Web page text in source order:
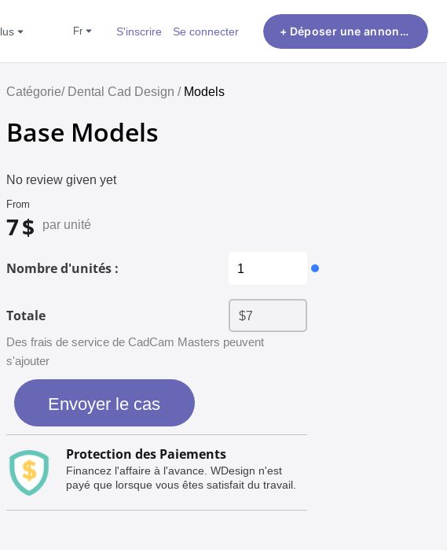
Plus fr S'inscrire Se connecter + Déposer une annonce
Catégorie/ Dental Cad Design /Models
Base Models
No review given yet
From
7 $ par unité
Nombre d'unités :
Totale
Des frais de service de CadCam Masters peuvent
s'ajouter
Envoyer le cas
Protection des Paiements
Financez l'affaire à l'avance. WDesign n'est
payé que lorsque vous êtes satisfait du travail.